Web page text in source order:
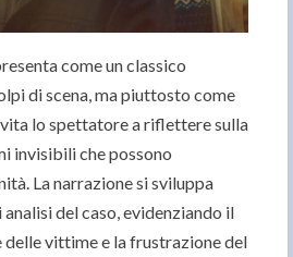
come un classico
di scena, ma piuttosto come
lo spettatore a riflettere sulla
invisibili che possono
La narrazione si sviluppa
del caso, evidenziando il
vittime e la frustrazione del